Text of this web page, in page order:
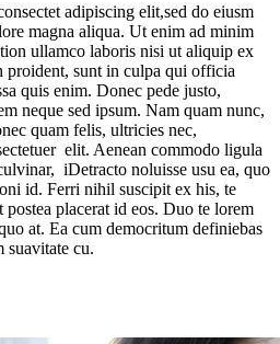
adipiscing elit,sed do eiusm
magna aliqua. Ut enim ad minim
ullamco laboris nisi ut aliquip ex
proident, sunt in culpa qui officia
quis enim. Donec pede justo,
neque sed ipsum. Nam quam nunc,
quam felis, ultricies nec,
elit. Aenean commodo ligula
iDetracto noluisse usu ea, quo
id. Ferri nihil suscipit ex his, te
placerat id eos. Duo te lorem
at. Ea cum democritum definiebas
suavitate cu.